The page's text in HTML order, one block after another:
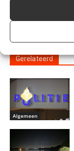
Gerelateerd
Algemeen